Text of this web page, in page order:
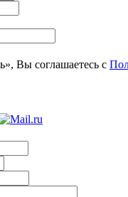
Вы соглашаетесь с